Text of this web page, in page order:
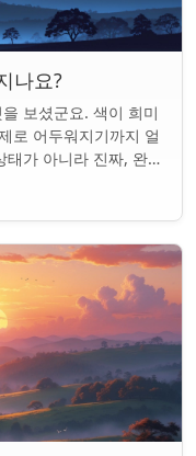
나요?
보셨군요. 색이 희미
로 어두워지기까지 얼
가 아니라 진짜, 완전